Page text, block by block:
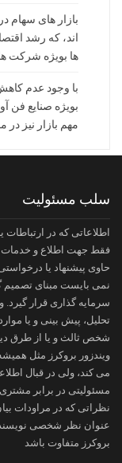
بازار های سهام
اند، که رشد
ها بویژه شرکت
با وجود عدم
بویژه صنایع فن
مهم بازار نیز
سلب مسئولیت
اطلاعاتی که در
فقط جهت اطلاع و خدمات
حاوی پیشنهاد یا
نمی بایست مبنای تصمیم
سرمایه گذاری قرار گیرد.
تحلیل، پیش بینی و یا
شخص ثالث و یا از طرق
ویندزور بروکرز مثل
می کند، ولی در قبال
مسئولیتی در برابر
نظراتی که در مراودات
عنوان نظر شخصی
بروکرز متفاوت باشد